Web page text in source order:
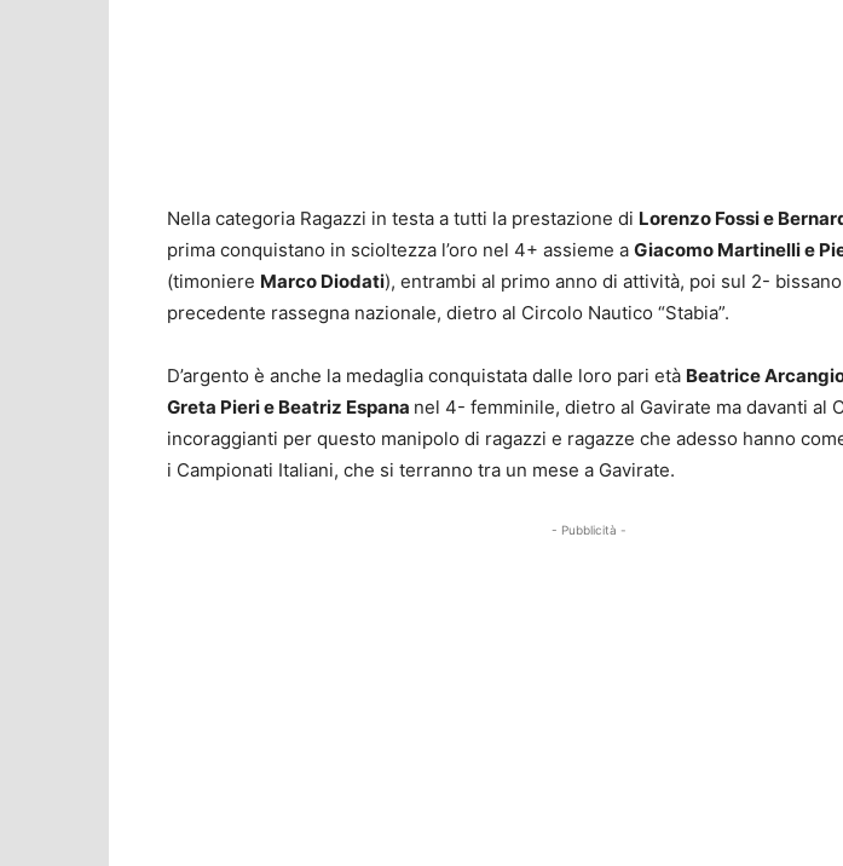
Nella categoria Ragazzi in testa a tutti la prestazione di Lorenzo Fossi e
prima conquistano in scioltezza l’oro nel 4+ assieme a Giacomo Martinelli e
(timoniere Marco Diodati), entrambi al primo anno di attività, poi sul 2- bissano
precedente rassegna nazionale, dietro al Circolo Nautico “Stabia”.
D’argento è anche la medaglia conquistata dalle loro pari età Beatrice
Greta Pieri e Beatriz Espana nel 4- femminile, dietro al Gavirate ma davanti al
incoraggianti per questo manipolo di ragazzi e ragazze che adesso hanno
i Campionati Italiani, che si terranno tra un mese a Gavirate.
- Pubblicità -